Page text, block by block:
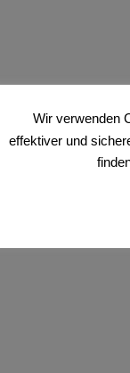
Wir verwenden
effektiver und